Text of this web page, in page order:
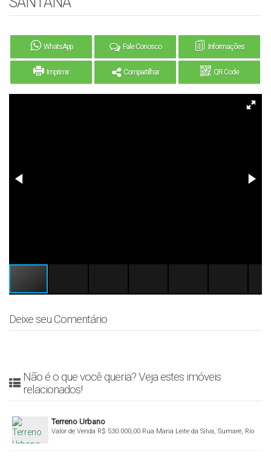
WhatsApp Fale Conosco Informações
Imprimir Compartilhar QR Code
Deixe seu Comentário
Não é o que você queria? Veja estes imóveis
relacionados!
Terreno Urbano
R$ 530.000,00
Valor de Venda
Rua Maria Leite da Silva, Sumaré, Rio